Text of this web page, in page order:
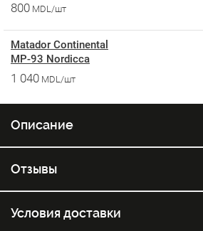
800 MDL/шт
Matador Continental
MP-93 Nordicca
1 040 MDL/шт
Описание
Отзывы
Условия доставки